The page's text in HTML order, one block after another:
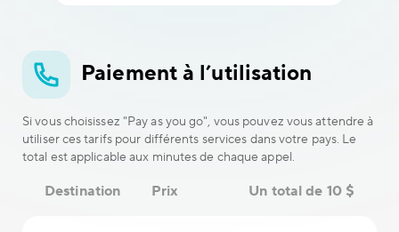
Paiement à l’utilisation
Si vous choisissez "Pay as you go", vous pouvez vous attendre à
utiliser ces tarifs pour différents services dans votre pays. Le
total est applicable aux minutes de chaque appel.
Destination Prix Un total de 10 $